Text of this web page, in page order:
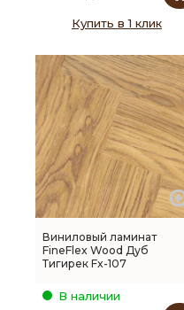
Купить в 1 клик
Виниловый ламинат
FineFlex Wood Дуб
Тигирек Fx-107
В наличии